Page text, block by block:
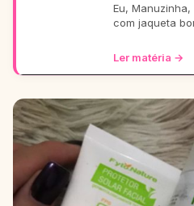
Eu,
com jaqueta
Tudo testado e
Ler matéria →